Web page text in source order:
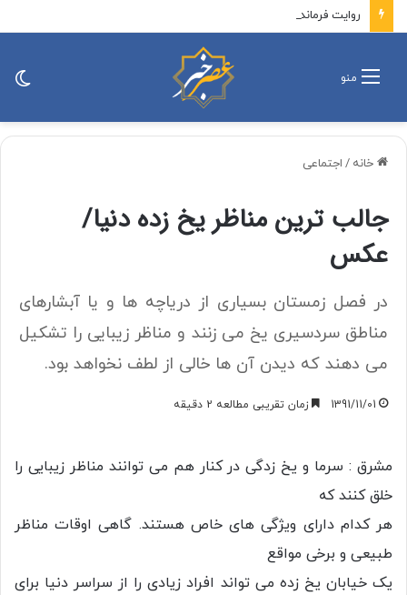
منو
خانه / اجتماعی
جالب ترین مناظر یخ زده دنیا/
عکس
در فصل زمستان بسیاری از دریاچه ها و یا آبشارهای
مناطق سردسیری یخ می زنند و مناظر زیبایی را تشکیل
می دهند که دیدن آن ها خالی از لطف نخواهد بود.
1391/11/01 زمان تقریبی مطالعه 2 دقیقه
مشرق : سرما و یخ زدگی در کنار هم می توانند مناظر زیبایی را
خلق کنند که
هر کدام دارای ویژگی های خاص هستند. گاهی اوقات مناظر
طبیعی و برخی مواقع
یک خیابان یخ زده می تواند افراد زیادی را از سراسر دنیا برای